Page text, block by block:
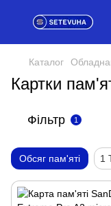
Каталог
Картки
Фільтр 1
Обсяг пам'яті 1